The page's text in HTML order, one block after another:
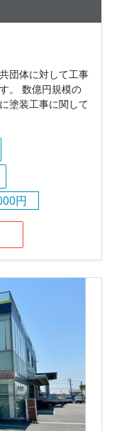
団体に対して工事
。 数億円規模の
塗装工事に関して
円